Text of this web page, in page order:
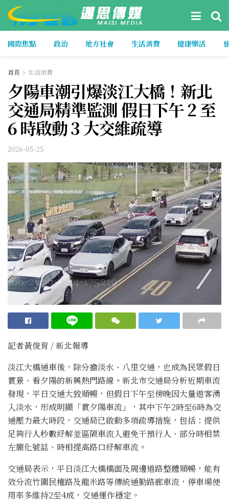
國際焦點 政治 地方社會 生活消費 健康樂活
首頁 生活消費
夕陽車潮引爆淡江大橋！新北
交通局精準監測 假日下午 2 至
6 時啟動 3 大交維疏導
2026-05-25
記者黃俊育 / 新北報導
淡江大橋通車後，除分擔淡水、八里交通，也成為民眾假日
賞景、看夕陽的新興熱門路線。新北市交通局分析近期車流
發現，平日交通大致順暢，但假日下午至傍晚因大量遊客湧
入淡水，形成明顯「賞夕陽車流」，其中下午2時至6時為交
通壓力最大時段，交通局已啟動多項疏導措施，包括：提供
足夠行人秒數紓解並區隔車流入避免干預行人、部分時相禁
左簡化號誌、時相提高路口紓解車流。
交通局表示，平日淡江大橋橋面及周邊道路整體順暢，能有
效分流竹圍民權路及龍米路等傳統通勤路廊車流，停車場使
用率多維持2至4成，交通運作穩定。